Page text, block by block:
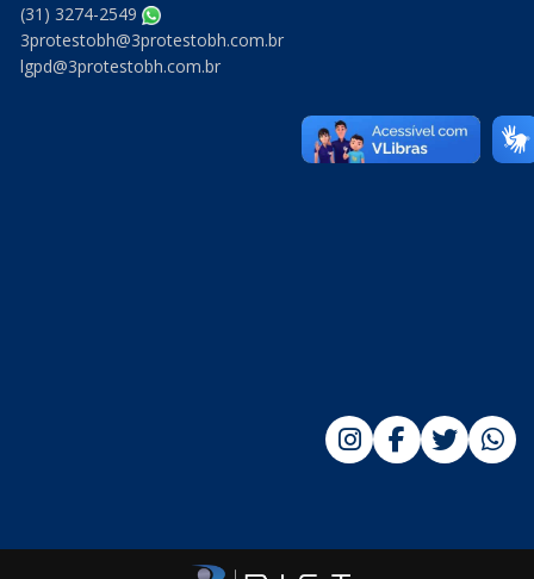
(31) 3274-2549
3protestobh@3protestobh.com.br
lgpd@3protestobh.com.br